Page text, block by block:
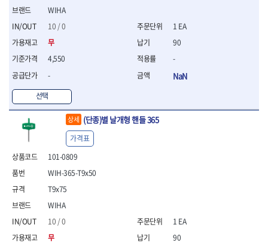
- 방폭콤비네이션렌치
- 방폭함마스패너
- 절연일자드라이버
- 절연드라이버세트
- 스트리퍼
- 라쳇케이블커터
- 자동스트리퍼
- 케이블스트리퍼
- 절연공구세트
- 절연비트홀다드라이버
- 방폭망치
- 절연L렌치
- 절연니퍼
- 절연가위
WIHA
10 / 0
무
4,550
-
선택
1 EA
90
-
NaN
상세 (단종)별 날개형 핸들 365
101-0809
WIHA
10 / 0
무
WIH-365-T9x50
T9x75
가격표
1 EA
90